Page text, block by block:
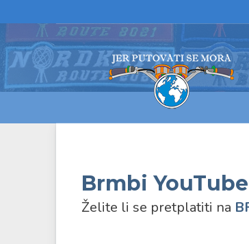
Brmbi
Želite li se pretplatiti na